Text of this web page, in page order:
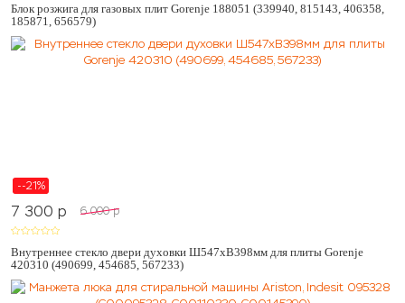
Блок розжига для газовых плит Gorenje 188051 (339940, 815143, 406358,
185871, 656579)
--21%
7 300 p 6 000 p
Внутреннее стекло двери духовки Ш547хВ398мм для плиты Gorenje
420310 (490699, 454685, 567233)